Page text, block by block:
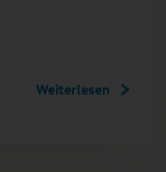
Weiterlesen